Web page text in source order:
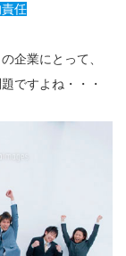
任
企業にとって、
ですよね・・・